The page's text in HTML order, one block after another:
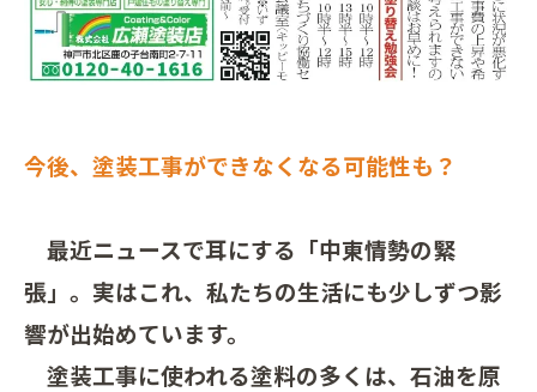
今後、塗装工事ができなくなる可能性も？
最近ニュースで耳にする「中東情勢の緊
張」。実はこれ、私たちの生活にも少しずつ影
響が出始めています。
塗装工事に使われる塗料の多くは、石油を原